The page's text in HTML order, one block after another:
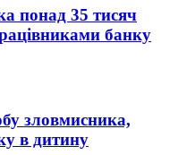
понад 35 тисяч
банку
зловмисника,
в дитину